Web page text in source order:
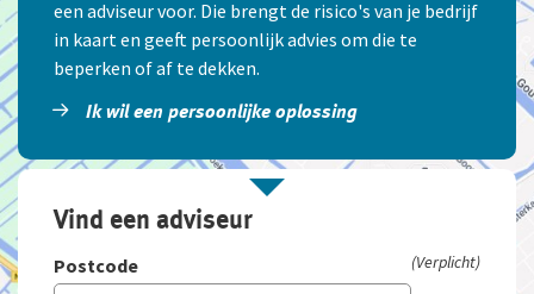
een adviseur voor. Die brengt de risico's van je bedrijf
in kaart en geeft persoonlijk advies om die te
beperken of af te dekken.
Ik wil een persoonlijke oplossing
Vind een adviseur
Postcode (Verplicht)